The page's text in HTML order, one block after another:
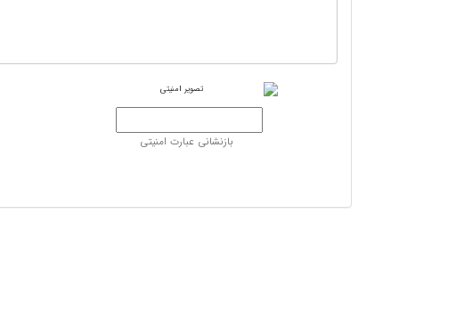
بازنشانی عبارت امنیتی